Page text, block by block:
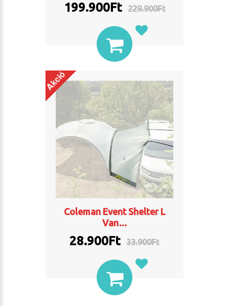
199.900Ft 229.900Ft
Akció
Coleman Event Shelter L
Van…
28.900Ft 33.900Ft